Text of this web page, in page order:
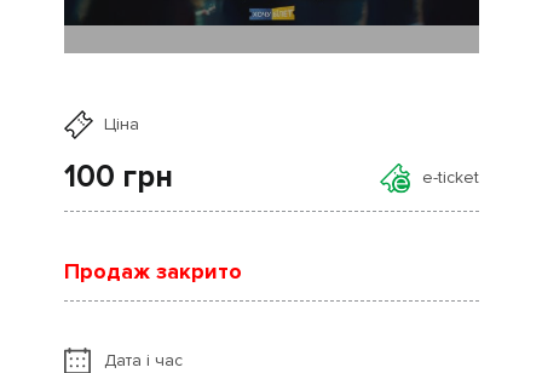
Ціна
100 грн e-ticket
Продаж закрито
Дата і час